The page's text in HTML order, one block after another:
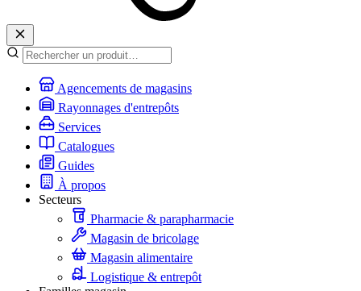
Agencements de magasins
Rayonnages d'entrepôts
Services
Catalogues
Guides
À propos
Secteurs
Pharmacie & parapharmacie
Magasin de bricolage
Magasin alimentaire
Logistique & entrepôt